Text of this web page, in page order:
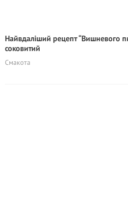
Найвдаліший рецепт “Вишневого
соковитий
Смакота